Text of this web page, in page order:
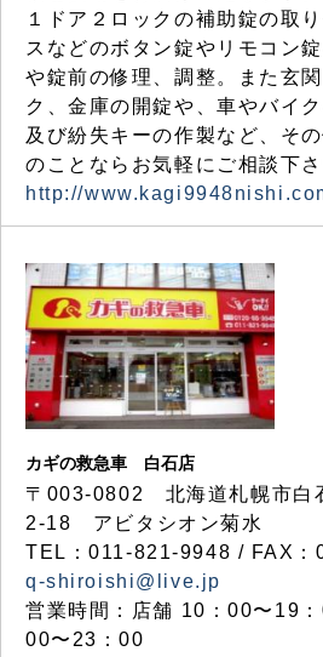
１ドア２ロックの補助錠の取
スなどのボタン錠やリモコン
や錠前の修理、調整。また玄
ク、金庫の開錠や、車やバイ
及び紛失キーの作製など、そ
のことならお気軽にご相談下さ
http://
カギの救急車 白石店
〒003-0802 北海道札幌市白
2-18 アビタシオン菊水
TEL：011-821-9948 / FAX
q-shiroishi@live.jp
営業時間：店舗 10：00〜19
00〜23：00